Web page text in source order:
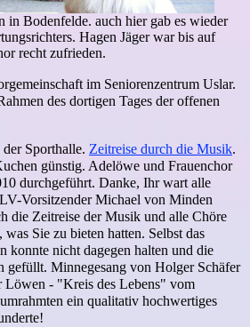
in Bodenfelde. auch hier gab es wieder
Hagen Jäger war bis auf
recht zufrieden.
im Seniorenzentrum Uslar.
des dortigen Tages der offenen
Sporthalle. Zeitreise durch die Musik.
günstig. Adelöwe und Frauenchor
durchgeführt. Danke, Ihr wart alle
Vorsitzender Michael von Minden
die Zeitreise der Musik und alle Chöre
Sie zu bieten hatten. Selbst das
konnte nicht dagegen halten und die
gefüllt. Minnegesang von Holger Schäfer
- "Kreis des Lebens" vom
ein qualitativ hochwertiges